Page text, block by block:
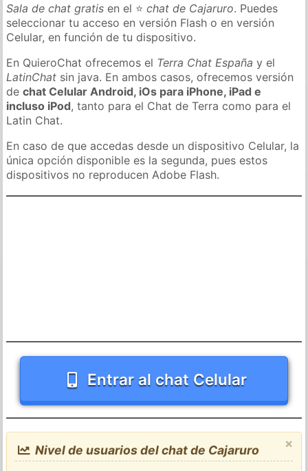
Sala de chat gratis en el ⭐chat de Cajaruro. Puedes
seleccionar tu acceso en versión Flash o en versión
Celular, en función de tu dispositivo.
En QuieroChat ofrecemos el Terra Chat España y el
LatinChat sin java. En ambos casos, ofrecemos versión
dechat Celular Android, iOs para iPhone, iPad e
incluso iPod, tanto para el Chat de Terra como para el
Latin Chat.
En caso de que accedas desde un dispositivo Celular, la
única opción disponible es la segunda, pues estos
dispositivos no reproducen Adobe Flash.
Entrar al chat Celular
×
Nivel de usuarios del chat de Cajaruro